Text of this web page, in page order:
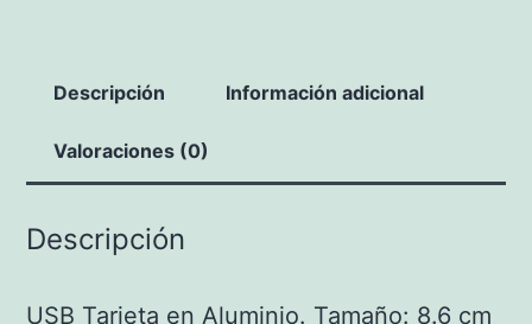
Descripción Información adicional
Valoraciones (0)
Descripción
USB Tarjeta en Aluminio. Tamaño: 8.6 cm